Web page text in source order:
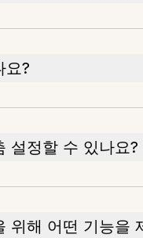
요?
설정할 수 있나요?
위해 어떤 기능을